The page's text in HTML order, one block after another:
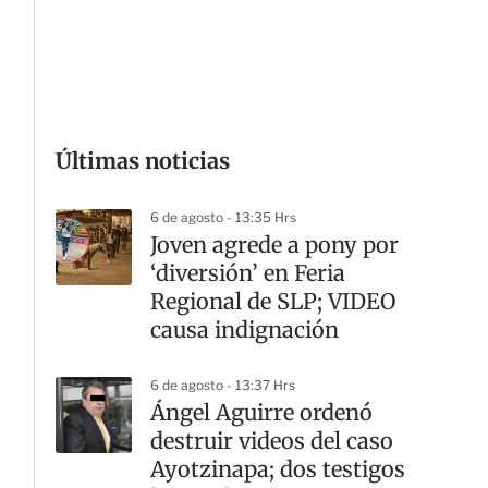
Últimas noticias
6 de agosto - 13:35 Hrs
Joven agrede a pony por
‘diversión’ en Feria
Regional de SLP; VIDEO
causa indignación
6 de agosto - 13:37 Hrs
Ángel Aguirre ordenó
destruir videos del caso
Ayotzinapa; dos testigos